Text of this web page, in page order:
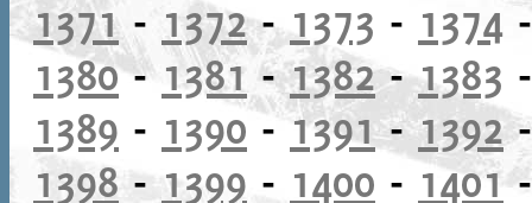
1371- 1372-1373 - 1374
1380- 1381 -1382-1383
1389 - 1390-1391-1392
1398- 1399 - 1400 - 1401